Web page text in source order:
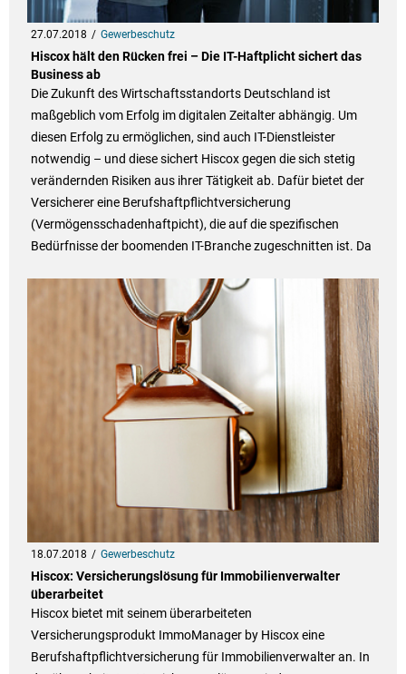
27.07.2018 Gewerbeschutz
Hiscox hält den Rücken frei – Die IT-Haftplicht sichert das
Business ab
Die Zukunft des Wirtschaftsstandorts Deutschland ist
maßgeblich vom Erfolg im digitalen Zeitalter abhängig. Um
diesen Erfolg zu ermöglichen, sind auch IT-Dienstleister
notwendig – und diese sichert Hiscox gegen die sich stetig
verändernden Risiken aus ihrer Tätigkeit ab. Dafür bietet der
Versicherer eine Berufshaftpflichtversicherung
(Vermögensschadenhaftpicht), die auf die spezifischen
Bedürfnisse der boomenden IT-Branche zugeschnitten ist. Da
18.07.2018 Gewerbeschutz
Hiscox: Versicherungslösung für Immobilienverwalter
überarbeitet
Hiscox bietet mit seinem überarbeiteten
Versicherungsprodukt ImmoManager by Hiscox eine
Berufshaftpflichtversicherung für Immobilienverwalter an. In